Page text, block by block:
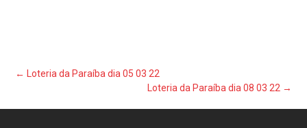
Post
←
Loteria da Paraíba dia 05 03 22
Loteria da Paraíba dia 08 03 22 →